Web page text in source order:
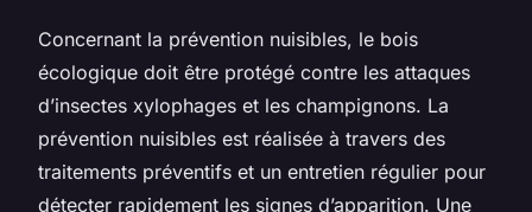
Concernant la prévention nuisibles, le bois
écologique doit être protégé contre les attaques
d’insectes xylophages et les champignons. La
prévention nuisibles est réalisée à travers des
traitements préventifs et un entretien régulier pour
détecter rapidement les signes d’apparition. Une